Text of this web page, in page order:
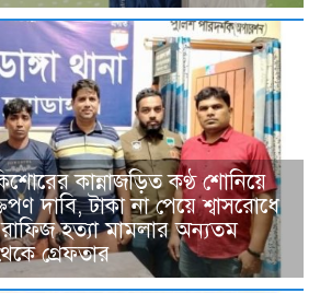
কান্নাজড়িত কণ্ঠ শোনিয়ে
দাবি, টাকা না পেয়ে শ্বাসরোধে
হত্যা মামলার অন্যতম
গ্রেফতার